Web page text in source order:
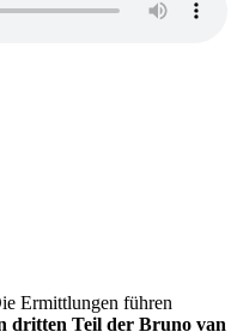
Ermittlungen führen
dritten Teil der Bruno van